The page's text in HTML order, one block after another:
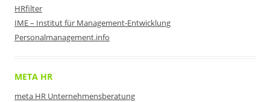
HRfilter
IME – Institut für Management-Entwicklung
Personalmanagement.info
META HR
meta HR Unternehmensberatung